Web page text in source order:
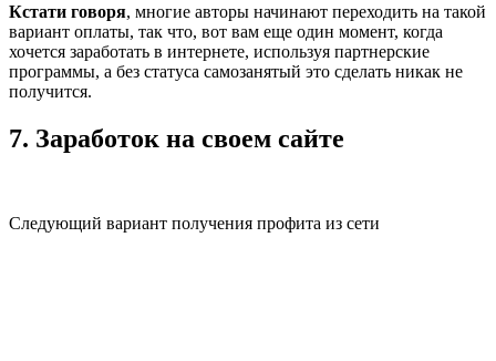
Кстати говоря, многие авторы начинают переходить на такой
вариант оплаты, так что, вот вам еще один момент, когда
хочется заработать в интернете, используя партнерские
программы, а без статуса самозанятый это сделать никак не
получится.
7. Заработок на своем сайте
Следующий вариант получения профита из сети